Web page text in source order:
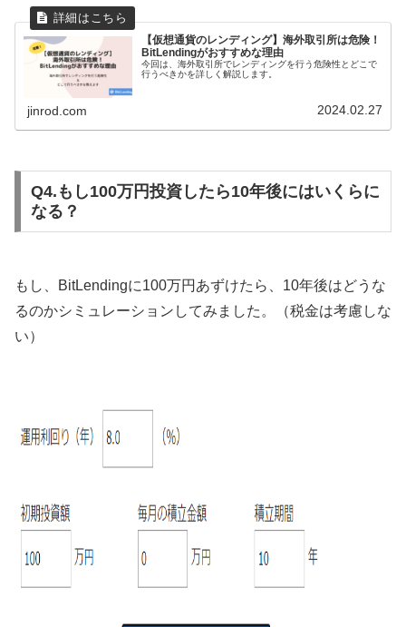
【仮想通貨のレンディング】海外取引所は危険！
BitLendingがおすすめな理由
今回は、海外取引所でレンディングを行う危険性とどこで
行うべきかを詳しく解説します。
jinrod.com 2024.02.27
Q4.もし100万円投資したら10年後にはいくらに
なる？
もし、BitLendingに100万円あずけたら、10年後はどうな
るのかシミュレーションしてみました。（税金は考慮しな
い）